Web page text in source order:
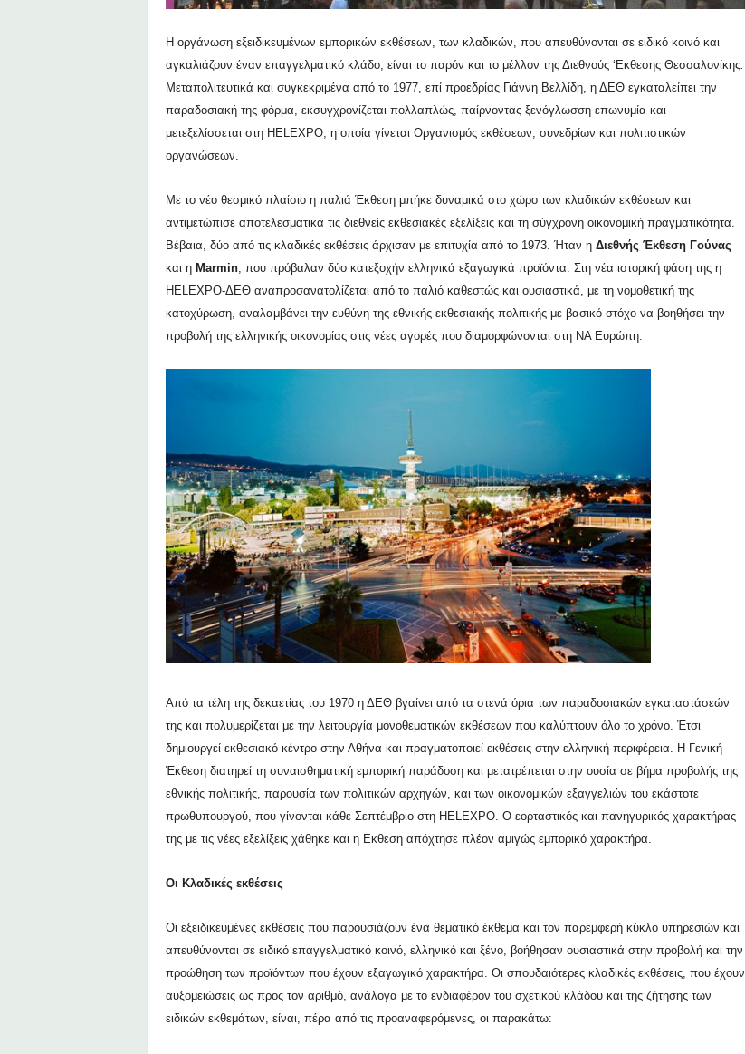
Η οργάνωση εξειδικευμένων εμπορικών εκθέσεων, των κλαδικών, που απευθύνονται σε ειδικό κοινό και
αγκαλιάζουν έναν επαγγελματικό κλάδο, είναι το παρόν και το μέλλον της Διεθνούς ‘Εκθεσης Θεσσαλονίκης.
Μεταπολιτευτικά και συγκεκριμένα από το 1977, επί προεδρίας Γιάννη Βελλίδη, η ΔΕΘ εγκαταλείπει την
παραδοσιακή της φόρμα, εκσυγχρονίζεται πολλαπλώς, παίρνοντας ξενόγλωσση επωνυμία και
μετεξελίσσεται στη HELEXPO, η οποία γίνεται Οργανισμός εκθέσεων, συνεδρίων και πολιτιστικών
οργανώσεων.
Με το νέο θεσμικό πλαίσιο η παλιά Έκθεση μπήκε δυναμικά στο χώρο των κλαδικών εκθέσεων και
αντιμετώπισε αποτελεσματικά τις διεθνείς εκθεσιακές εξελίξεις και τη σύγχρονη οικονομική πραγματικότητα.
Βέβαια, δύο από τις κλαδικές εκθέσεις άρχισαν με επιτυχία από το 1973. Ήταν η Διεθνής Έκθεση Γούνας
και η Μarmin, που πρόβαλαν δύο κατεξοχήν ελληνικά εξαγωγικά προϊόντα. Στη νέα ιστορική φάση της η
HELEXPO-ΔΕΘ αναπροσανατολίζεται από το παλιό καθεστώς και ουσιαστικά, με τη νομοθετική της
κατοχύρωση, αναλαμβάνει την ευθύνη της εθνικής εκθεσιακής πολιτικής με βασικό στόχο να βοηθήσει την
προβολή της ελληνικής οικονομίας στις νέες αγορές που διαμορφώνονται στη ΝΑ Ευρώπη.
Από τα τέλη της δεκαετίας του 1970 η ΔΕΘ βγαίνει από τα στενά όρια των παραδοσιακών εγκαταστάσεών
της και πολυμερίζεται με την λειτουργία μονοθεματικών εκθέσεων που καλύπτουν όλο το χρόνο. Έτσι
δημιουργεί εκθεσιακό κέντρο στην Αθήνα και πραγματοποιεί εκθέσεις στην ελληνική περιφέρεια. Η Γενική
Έκθεση διατηρεί τη συναισθηματική εμπορική παράδοση και μετατρέπεται στην ουσία σε βήμα προβολής της
εθνικής πολιτικής, παρουσία των πολιτικών αρχηγών, και των οικονομικών εξαγγελιών του εκάστοτε
πρωθυπουργού, που γίνονται κάθε Σεπτέμβριο στη HELEXPO. Ο εορταστικός και πανηγυρικός χαρακτήρας
της με τις νέες εξελίξεις χάθηκε και η Εκθεση απόχτησε πλέον αμιγώς εμπορικό χαρακτήρα.
Οι Κλαδικές εκθέσεις
Οι εξειδικευμένες εκθέσεις που παρουσιάζουν ένα θεματικό έκθεμα και τον παρεμφερή κύκλο υπηρεσιών και
απευθύνονται σε ειδικό επαγγελματικό κοινό, ελληνικό και ξένο, βοήθησαν ουσιαστικά στην προβολή και την
προώθηση των προϊόντων που έχουν εξαγωγικό χαρακτήρα. Οι σπουδαιότερες κλαδικές εκθέσεις, που έχουν
αυξομειώσεις ως προς τον αριθμό, ανάλογα με το ενδιαφέρον του σχετικού κλάδου και της ζήτησης των
ειδικών εκθεμάτων, είναι, πέρα από τις προαναφερόμενες, οι παρακάτω: